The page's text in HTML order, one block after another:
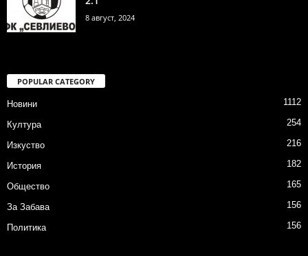
8 август, 2024
POPULAR CATEGORY
Новини 1112
Култура 254
Изкуство 216
История 182
Общество 165
За Забава 156
Политика 156